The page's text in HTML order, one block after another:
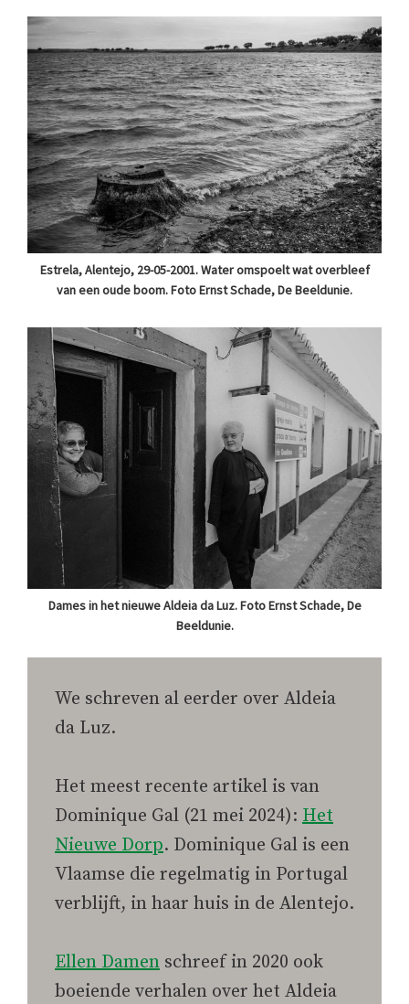
Estrela, Alentejo, 29-05-2001. Water omspoelt wat overbleef
van een oude boom. Foto Ernst Schade, De Beeldunie.
Dames in het nieuwe Aldeia da Luz. Foto Ernst Schade, De
Beeldunie.
We schreven al eerder over Aldeia
da Luz.
Het meest recente artikel is van
Dominique Gal (21 mei 2024): Het
Nieuwe Dorp. Dominique Gal is een
Vlaamse die regelmatig in Portugal
verblijft, in haar huis in de Alentejo.
Ellen Damen schreef in 2020 ook
boeiende verhalen over het Aldeia